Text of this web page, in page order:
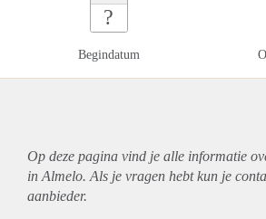
?
Begindatum
Op deze pagina vind je alle informatie
in Almelo. Als je vragen hebt kun je
aanbieder.